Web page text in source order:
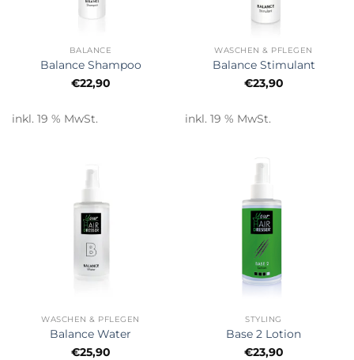
BALANCE
Balance Shampoo
€22,90
inkl. 19 % MwSt.
WASCHEN & PFLEGEN
Balance Stimulant
€23,90
inkl. 19 % MwSt.
WASCHEN & PFLEGEN
Balance Water
€25,90
STYLING
Base 2 Lotion
€23,90